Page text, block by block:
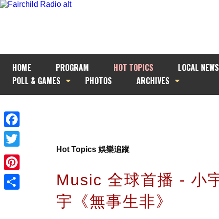
HOME PROGRAM HOT TOPICS
LOCAL NEWS
POLL & GAMES
PHOTOS ARCHIVES
Facebook
Twitter
Pinterest
Hot Topics 娛樂追蹤
Music 全球首播 - 小
宇《無事生非》